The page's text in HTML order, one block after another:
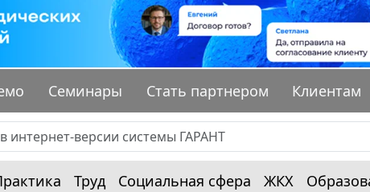
Семинары Стать партнером Клиентам
Труд Социальная сфера ЖКХ